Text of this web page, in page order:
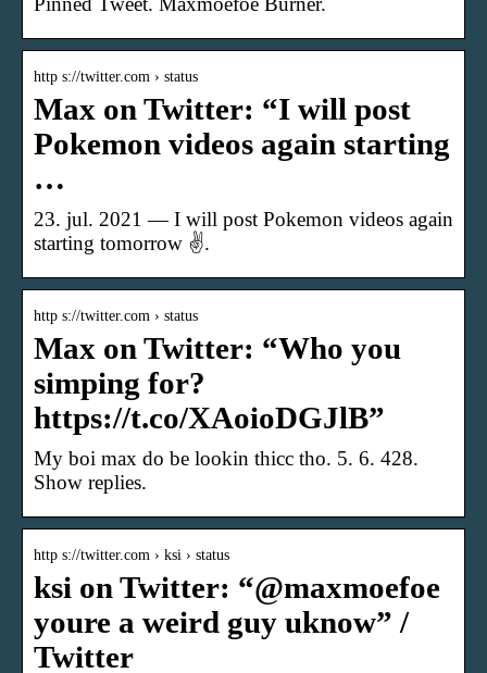
http s://twitter.com › status
Max on Twitter: “I will post
Pokemon videos again starting
…
23. jul. 2021 — I will post Pokemon videos again
starting tomorrow ✌️.
http s://twitter.com › status
Max on Twitter: “Who you
simping for?
https://t.co/XAoioDGJlB”
My boi max do be lookin thicc tho. 5. 6. 428.
Show replies.
http s://twitter.com › ksi › status
ksi on Twitter: “@maxmoefoe
youre a weird guy uknow” /
Twitter